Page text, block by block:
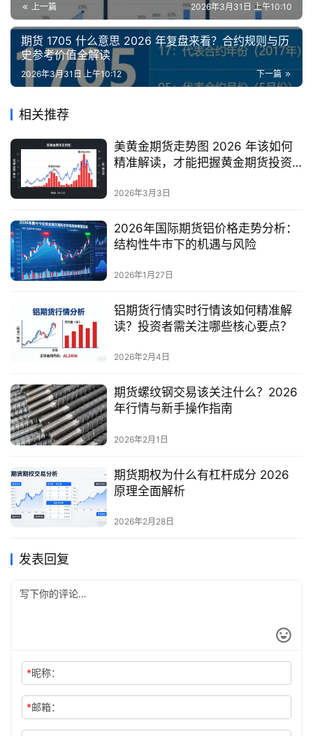
上一篇 2026年3月31日 上午10:10
期货 1705 什么意思 2026 年复盘来看？合约规则与历
史参考价值全解读
下一篇
2026年3月31日 上午10:12
相关推荐
美黄金期货走势图 2026 年该如何
精准解读，才能把握黄金期货投资
2026年3月3日
2026年国际期货铝价格走势分析：
结构性牛市下的机遇与风险
2026年1月27日
铝期货行情实时行情该如何精准解
读？投资者需关注哪些核心要点？
2026年2月4日
期货螺纹钢交易该关注什么？2026
年行情与新手操作指南
2026年2月1日
期货期权为什么有杠杆成分 2026
原理全面解析
2026年2月28日
发表回复
*昵称：
*邮箱：